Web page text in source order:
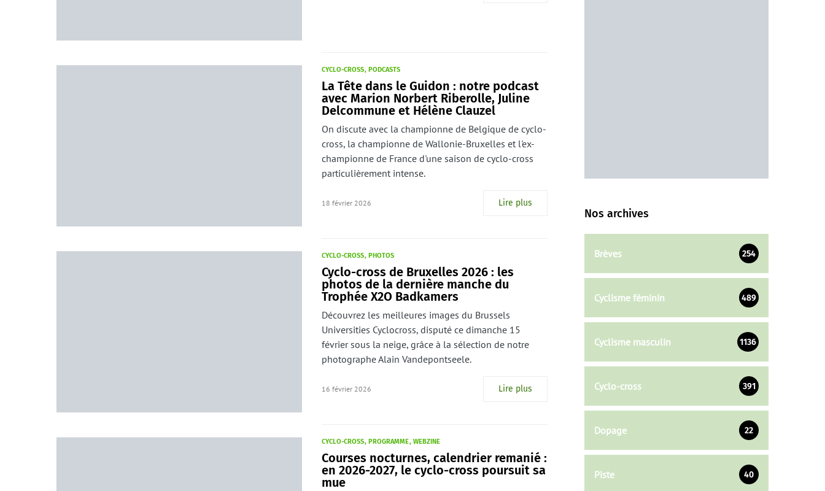
CYCLO-CROSS PODCASTS
La Tête dans le Guidon : notre podcast
avec Marion Norbert Riberolle, Juline
Delcommune et Hélène Clauzel
On discute avec la championne de Belgique de cyclo-
cross, la championne de Wallonie-Bruxelles et l'ex-
championne de France d'une saison de cyclo-cross
particulièrement intense.
18 février 2026 Lire plus
CYCLO-CROSS PHOTOS
Cyclo-cross de Bruxelles 2026 : les
photos de la dernière manche du
Trophée X2O Badkamers
Découvrez les meilleures images du Brussels
Universities Cyclocross, disputé ce dimanche 15
février sous la neige, grâce à la sélection de notre
photographe Alain Vandepontseele.
16 février 2026 Lire plus
CYCLO-CROSS PROGRAMME WEBZINE
Courses nocturnes, calendrier remanié :
en 2026-2027, le cyclo-cross poursuit sa
mue
Nos archives
Brèves 254
Cyclisme féminin 489
Cyclisme masculin 1136
Cyclo-cross 391
Dopage 22
Piste 40